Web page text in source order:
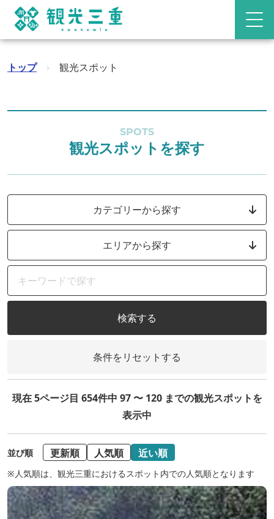
トップ › 観光スポット
SPOTS
観光スポットを探す
カテゴリーから探す
エリアから探す
検索する
条件をリセットする
現在 5ページ目 654件中 97 〜 120 までの観光スポットを
表示中
並び順 更新順 人気順 近い順
※人気順は、観光三重におけるスポット内での人気順となります